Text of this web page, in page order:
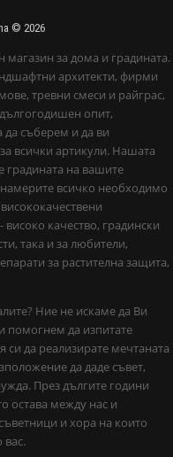
© 2026
за дома и градината.
архитекти, фирми
тревни смеси и райграс,
опит,
да съберем и да ви
всички артикули. Нашата
градината на вашите
всичко необходимо
качество, градински
така и за любители,
за растителна защита,
Ние не искаме да Ви
помогнем да изпитате
си да реализирате мечтаната
да даде съвет,
През дългите години
остава между нас и
и хора на които
вас.